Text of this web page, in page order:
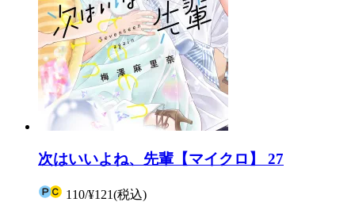
次はいいよね、先輩【マイクロ】 27
110/¥121(税込)